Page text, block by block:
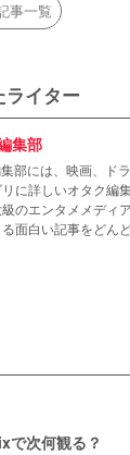
事一覧
ライター
集部
部には、映画、ド
に詳しいオタク編
のエンタメメディ
面白い記事をどん
で次何観る？